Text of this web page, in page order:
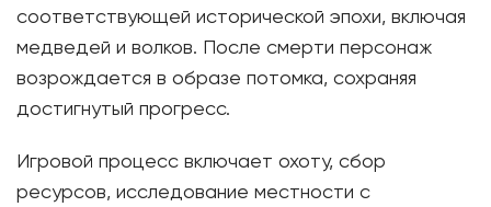
соответствующей исторической эпохи, включая
медведей и волков. После смерти персонаж
возрождается в образе потомка, сохраняя
достигнутый прогресс.
Игровой процесс включает охоту, сбор
ресурсов, исследование местности с